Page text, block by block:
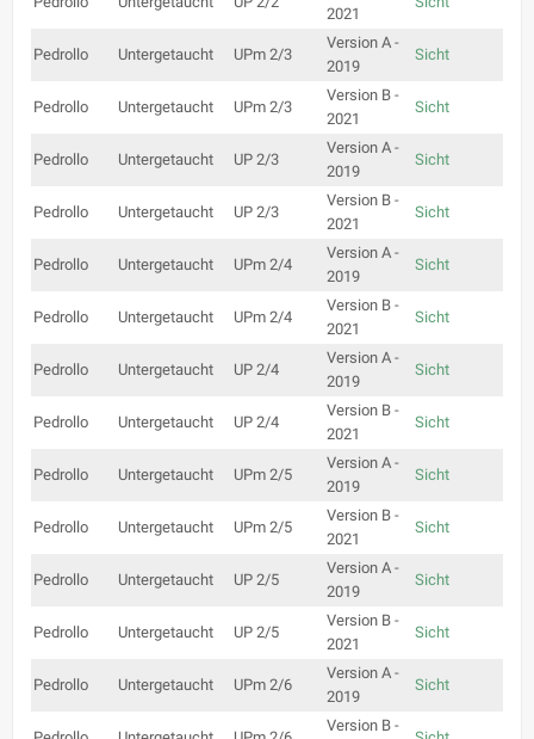
2021
Pedrollo Untergetaucht UPm 2/3
Version A -
2019
Sicht
Pedrollo Untergetaucht UPm 2/3
Version B -
2021
Sicht
Pedrollo Untergetaucht UP 2/3
Version A -
2019
Sicht
Pedrollo Untergetaucht UP 2/3
Version B -
2021
Sicht
Pedrollo Untergetaucht UPm 2/4
Version A -
2019
Sicht
Pedrollo Untergetaucht UPm 2/4
Version B -
2021
Sicht
Pedrollo Untergetaucht UP 2/4
Version A -
2019
Sicht
Pedrollo Untergetaucht UP 2/4
Version B -
2021
Sicht
Pedrollo Untergetaucht UPm 2/5
Version A -
2019
Sicht
Pedrollo Untergetaucht UPm 2/5
Version B -
2021
Sicht
Pedrollo Untergetaucht UP 2/5
Version A -
2019
Sicht
Pedrollo Untergetaucht UP 2/5
Version B -
2021
Sicht
Pedrollo Untergetaucht UPm 2/6
Version A -
2019
Sicht
Version B -